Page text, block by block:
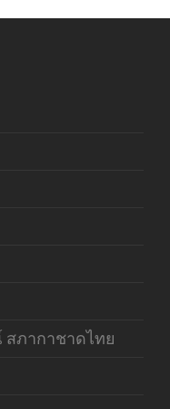
ภากาชาดไทย